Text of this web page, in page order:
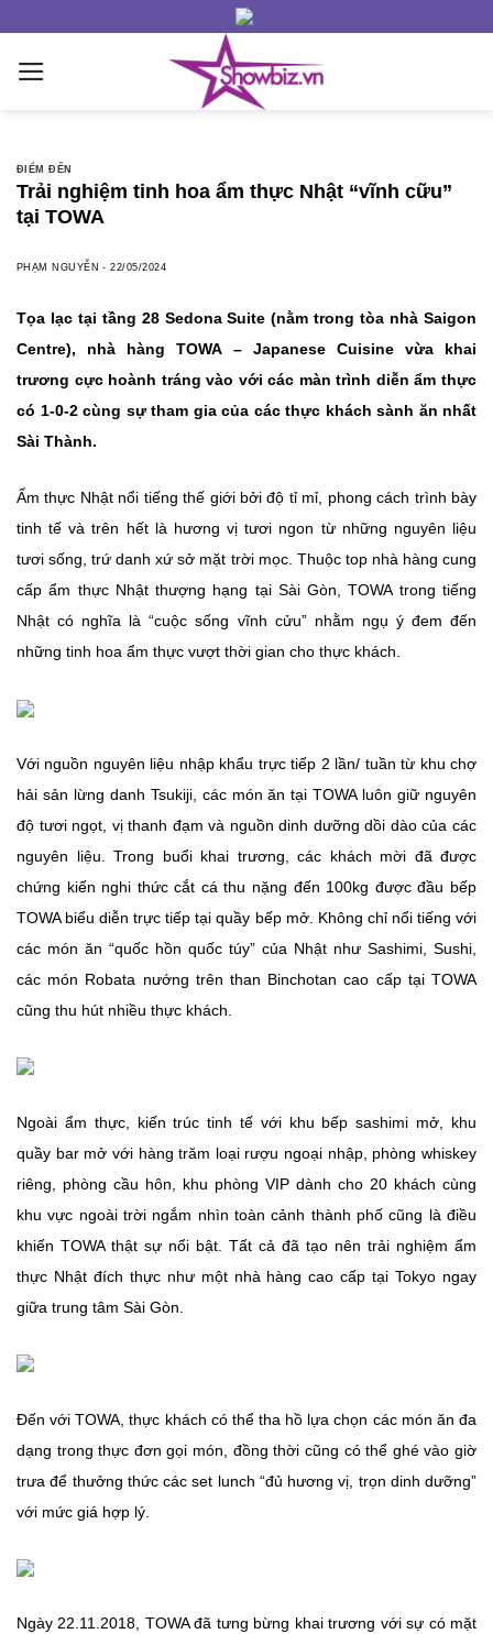
content
ĐIỂM ĐẾN
Trải nghiệm tinh hoa ẩm thực Nhật “vĩnh cữu”
tại TOWA
PHẠM NGUYỄN -22/05/2024
Tọa lạc tại tầng 28 Sedona Suite (nằm trong tòa nhà Saigon
Centre), nhà hàng TOWA – Japanese Cuisine vừa khai
trương cực hoành tráng vào với các màn trình diễn ẩm thực
có 1-0-2 cùng sự tham gia của các thực khách sành ăn nhất
Sài Thành.
Ẩm thực Nhật nổi tiếng thế giới bởi độ tỉ mỉ, phong cách trình bày
tinh tế và trên hết là hương vị tươi ngon từ những nguyên liệu
tươi sống, trứ danh xứ sở mặt trời mọc. Thuộc top nhà hàng cung
cấp ẩm thực Nhật thượng hạng tại Sài Gòn, TOWA trong tiếng
Nhật có nghĩa là “cuộc sống vĩnh cửu” nhằm ngụ ý đem đến
những tinh hoa ẩm thực vượt thời gian cho thực khách.
Với nguồn nguyên liệu nhập khẩu trực tiếp 2 lần/ tuần từ khu chợ
hải sản lừng danh Tsukiji, các món ăn tại TOWA luôn giữ nguyên
độ tươi ngọt, vị thanh đạm và nguồn dinh dưỡng dồi dào của các
nguyên liệu. Trong buổi khai trương, các khách mời đã được
chứng kiến nghi thức cắt cá thu nặng đến 100kg được đầu bếp
TOWA biểu diễn trực tiếp tại quầy bếp mở. Không chỉ nổi tiếng với
các món ăn “quốc hồn quốc túy” của Nhật như Sashimi, Sushi,
các món Robata nướng trên than Binchotan cao cấp tại TOWA
cũng thu hút nhiều thực khách.
Ngoài ẩm thực, kiến trúc tinh tế với khu bếp sashimi mở, khu
quầy bar mở với hàng trăm loại rượu ngoại nhập, phòng whiskey
riêng, phòng cầu hôn, khu phòng VIP dành cho 20 khách cùng
khu vực ngoài trời ngắm nhìn toàn cảnh thành phố cũng là điều
khiến TOWA thật sự nổi bật. Tất cả đã tạo nên trải nghiệm ẩm
thực Nhật đích thực như một nhà hàng cao cấp tại Tokyo ngay
giữa trung tâm Sài Gòn.
Đến với TOWA, thực khách có thể tha hồ lựa chọn các món ăn đa
dạng trong thực đơn gọi món, đồng thời cũng có thể ghé vào giờ
trưa để thưởng thức các set lunch “đủ hương vị, trọn dinh dưỡng”
với mức giá hợp lý.
Ngày 22.11.2018, TOWA đã tưng bừng khai trương với sự có mặt